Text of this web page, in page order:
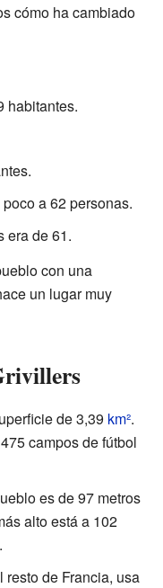
cómo ha cambiado
habitantes.
a 62 personas.
era de 61.
con una
un lugar muy
de 3,39 km².
campos de fútbol
es de 97 metros
alto está a 102
resto de Francia, usa